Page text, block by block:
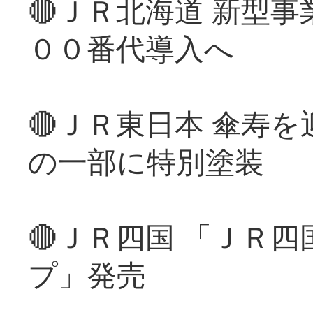
🔴ＪＲ北海道 新型
００番代導入へ
🔴ＪＲ東日本 傘寿
の一部に特別塗装
🔴ＪＲ四国 「ＪＲ
プ」発売